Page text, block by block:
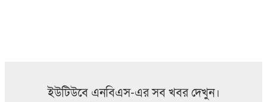
ইউটিউবে এনবিএস-এর সব খবর দেখুন।